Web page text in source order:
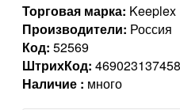
Торговая марка: Keeplex
Производители: Россия
Код: 52569
ШтрихКод:
Наличие : много